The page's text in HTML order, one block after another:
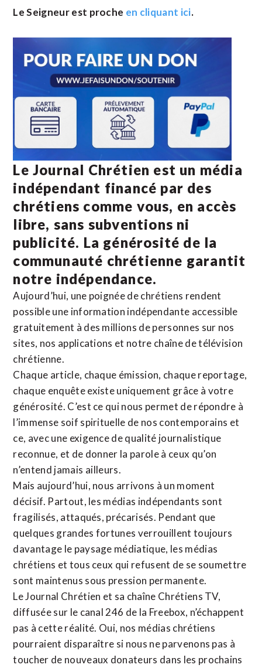
Le Seigneur est proche en cliquant ici.
Le Journal Chrétien est un média
indépendant financé par des
chrétiens comme vous, en accès
libre, sans subventions ni
publicité. La générosité de la
communauté chrétienne garantit
notre indépendance.
Aujourd’hui, une poignée de chrétiens rendent
possible une information indépendante accessible
gratuitement à des millions de personnes sur nos
sites, nos applications et notre chaîne de télévision
chrétienne.
Chaque article, chaque émission, chaque reportage,
chaque enquête existe uniquement grâce à votre
générosité. C’est ce qui nous permet de répondre à
l’immense soif spirituelle de nos contemporains et
ce, avec une exigence de qualité journalistique
reconnue, et de donner la parole à ceux qu’on
n’entend jamais ailleurs.
Mais aujourd’hui, nous arrivons à un moment
décisif. Partout, les médias indépendants sont
fragilisés, attaqués, précarisés. Pendant que
quelques grandes fortunes verrouillent toujours
davantage le paysage médiatique, les médias
chrétiens et tous ceux qui refusent de se soumettre
sont maintenus sous pression permanente.
Le Journal Chrétien et sa chaîne Chrétiens TV,
diffusée sur le canal 246 de la Freebox, n’échappent
pas à cette réalité. Oui, nos médias chrétiens
pourraient disparaître si nous ne parvenons pas à
toucher de nouveaux donateurs dans les prochains